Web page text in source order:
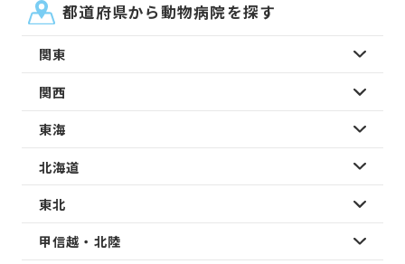
都道府県から動物病院を探す
関東
関西
東海
北海道
東北
甲信越・北陸